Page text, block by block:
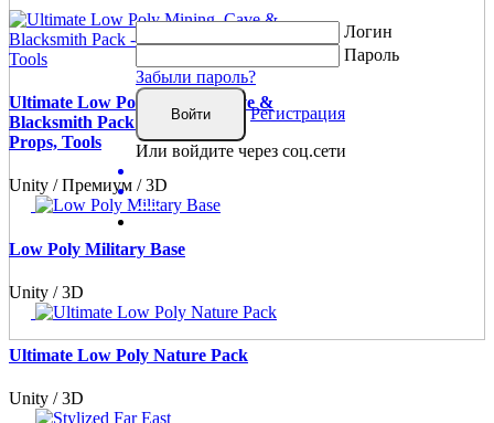
Логин
Пароль
Забыли пароль?
Войти
Регистрация
Или войдите через соц.сети
Ultimate Low Poly Mining, Cave &
Blacksmith Pack - Ores, Gems,
Props, Tools
Unity / Премиум / 3D
Low Poly Military Base
Unity / 3D
Ultimate Low Poly Nature Pack
Unity / 3D